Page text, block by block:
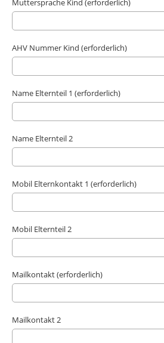
Muttersprache Kind (erforderlich)
AHV Nummer Kind (erforderlich)
Name Elternteil 1 (erforderlich)
Name Elternteil 2
Mobil Elternkontakt 1 (erforderlich)
Mobil Elternteil 2
Mailkontakt (erforderlich)
Mailkontakt 2